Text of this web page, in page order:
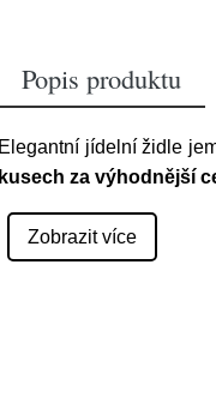
Popis produktu
Elegantní jídelní židle
kusech za výhodnější
Zobrazit více